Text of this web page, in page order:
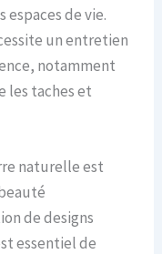
espaces de vie.
un entretien
notamment
les taches et
naturelle est
de designs
essentiel de